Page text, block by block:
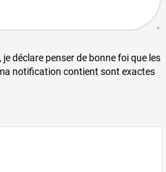
déclare penser de bonne foi que les
notification contient sont exactes